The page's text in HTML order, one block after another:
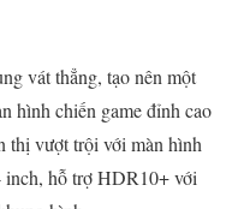
vát thẳng, tạo nên một
hình chiến game đỉnh cao
thị vượt trội với màn hình
hỗ trợ HDR10+ với